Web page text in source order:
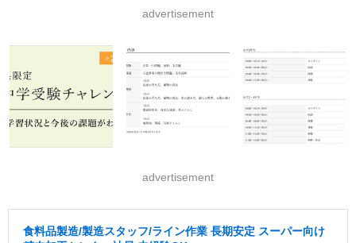
advertisement
advertisement
食料品製造/製造スタッフ/ライン作業 長期安定 スーパー向け